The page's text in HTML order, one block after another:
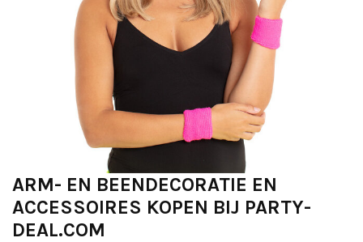
ARM- EN BEENDECORATIE EN
ACCESSOIRES KOPEN BIJ PARTY-
DEAL.COM